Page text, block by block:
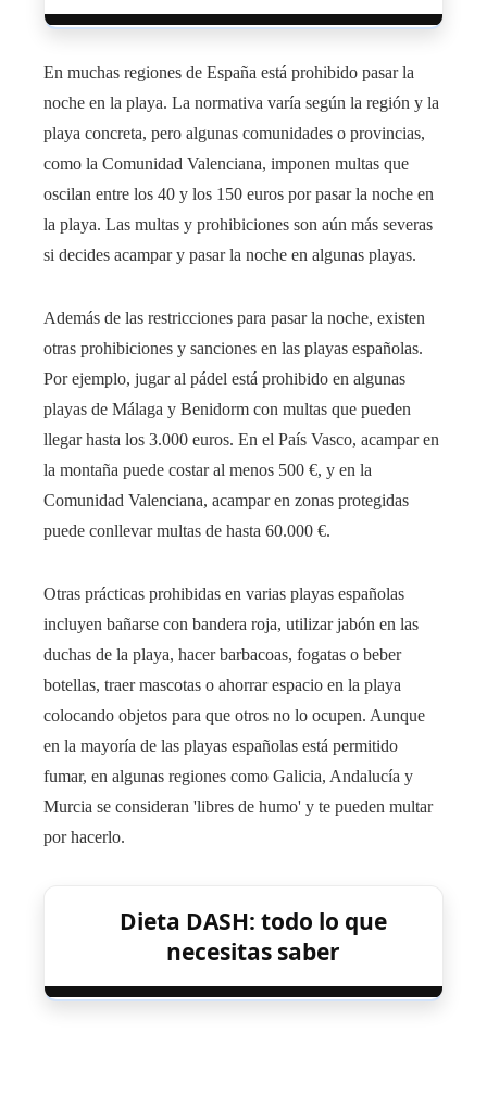
En muchas regiones de España está prohibido pasar la
noche en la playa. La normativa varía según la región y la
playa concreta, pero algunas comunidades o provincias,
como la Comunidad Valenciana, imponen multas que
oscilan entre los 40 y los 150 euros por pasar la noche en
la playa. Las multas y prohibiciones son aún más severas
si decides acampar y pasar la noche en algunas playas.
Además de las restricciones para pasar la noche, existen
otras prohibiciones y sanciones en las playas españolas.
Por ejemplo, jugar al pádel está prohibido en algunas
playas de Málaga y Benidorm con multas que pueden
llegar hasta los 3.000 euros. En el País Vasco, acampar en
la montaña puede costar al menos 500 €, y en la
Comunidad Valenciana, acampar en zonas protegidas
puede conllevar multas de hasta 60.000 €.
Otras prácticas prohibidas en varias playas españolas
incluyen bañarse con bandera roja, utilizar jabón en las
duchas de la playa, hacer barbacoas, fogatas o beber
botellas, traer mascotas o ahorrar espacio en la playa
colocando objetos para que otros no lo ocupen. Aunque
en la mayoría de las playas españolas está permitido
fumar, en algunas regiones como Galicia, Andalucía y
Murcia se consideran 'libres de humo' y te pueden multar
por hacerlo.
Dieta DASH: todo lo que
necesitas saber